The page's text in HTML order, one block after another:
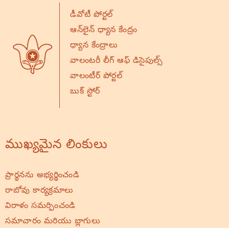
డీవోటీ పోర్టల్
ఆన్‌లైన్ ధ్యాన కేంద్రం
ధ్యాన కేంద్రాలు
వాలంటరీ లీగ్ ఆఫ్ డిసైపుల్స్
వాలంటీర్ పోర్టల్
బుక్ స్టోర్
ముఖ్యమైన లింకులు
ప్రార్థనను అభ్యర్థించండి
రాబోవు కార్యక్రమాలు
విరాళం సమర్పించండి
సమాచారం మరియు బ్లాగులు